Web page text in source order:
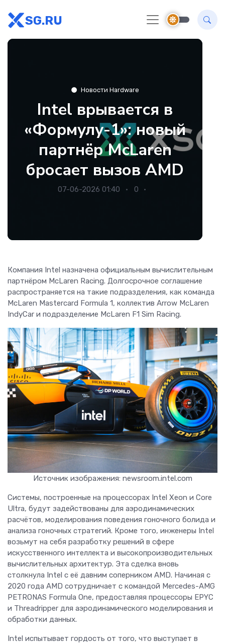
SG.RU
Новости Hardware
Intel врывается в
«Формулу-1»: новый
партнёр McLaren
бросает вызов AMD
07-06-2026 01:40 0
Компания Intel назначена официальным вычислительным
партнёром McLaren Racing. Долгосрочное соглашение
распространяется на такие подразделения, как команда
McLaren Mastercard Formula 1, коллектив Arrow McLaren
IndyCar и подразделение McLaren F1 Sim Racing.
Источник изображения: newsroom.intel.com
Системы, построенные на процессорах Intel Xeon и Core
Ultra, будут задействованы для аэродинамических
расчётов, моделирования поведения гоночного болида и
анализа гоночных стратегий. Кроме того, инженеры Intel
возьмут на себя разработку решений в сфере
искусственного интеллекта и высокопроизводительных
вычислительных архитектур. Эта сделка вновь
столкнула Intel с её давним соперником AMD. Начиная с
2020 года AMD сотрудничает с командой Mercedes-AMG
PETRONAS Formula One, предоставляя процессоры EPYC
и Threadripper для аэродинамического моделирования и
обработки данных.
Intel испытывает гордость от того, что выступает в